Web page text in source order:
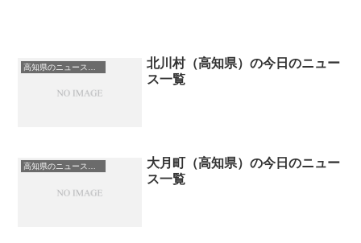
北川村（高知県）の今日のニュー
ス一覧
高知県のニュース一覧
大月町（高知県）の今日のニュー
ス一覧